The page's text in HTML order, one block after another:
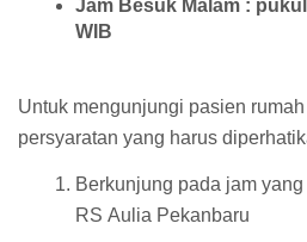
Jam Besuk Malam :
WIB
Untuk mengunjungi pasien
persyaratan yang harus
Berkunjung pada jam
RS Aulia Pekanbaru